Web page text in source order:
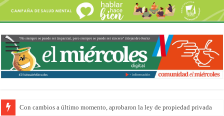
Con cambios a último momento, aprobaron la ley de propiedad privada
Del viernes 7 al domingo 9 de agosto: la agenda ¿A dónde ir? para este